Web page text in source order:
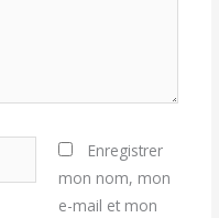
Enregistrer
mon nom, mon
e-mail et mon